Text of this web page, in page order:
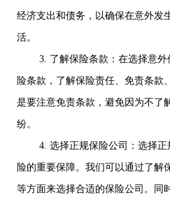
经济支出和债务，以确保在意外发
活。
3. 了解保险条款：在选择意
险条款，了解保险责任、免责条款
是要注意免责条款，避免因为不了
纷。
4. 选择正规保险公司：选择
险的重要保障。我们可以通过了解
等方面来选择合适的保险公司。同